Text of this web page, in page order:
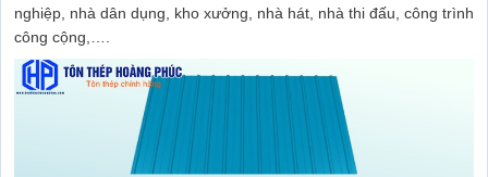
nghiệp, nhà dân dụng, kho xưởng, nhà hát, nhà thi đấu, công trình
công cộng,….